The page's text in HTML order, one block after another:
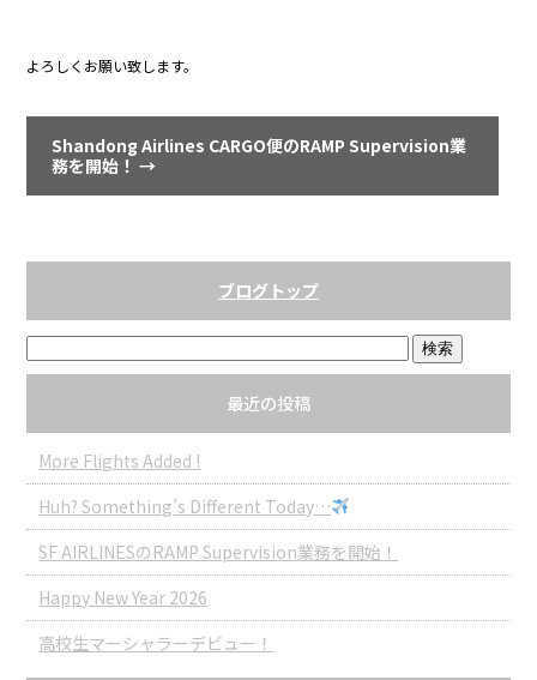
よろしくお願い致します。
Shandong Airlines CARGO便のRAMP Supervision業
務を開始！→
ブログトップ
最近の投稿
More Flights Added !
Huh? Something’s Different Today…
SF AIRLINESのRAMP Supervision業務を開始！
Happy New Year 2026
高校生マーシャラーデビュー！